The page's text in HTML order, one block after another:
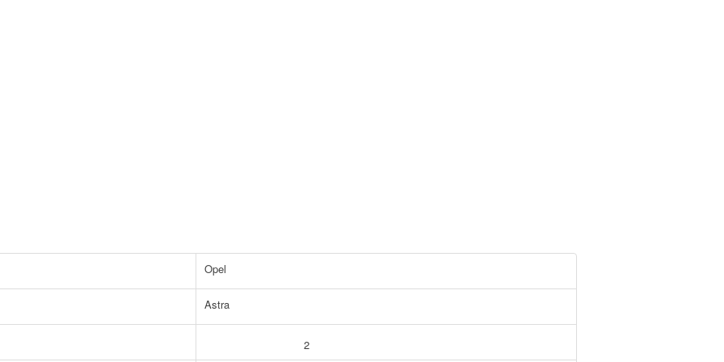
Opel
Astra
2